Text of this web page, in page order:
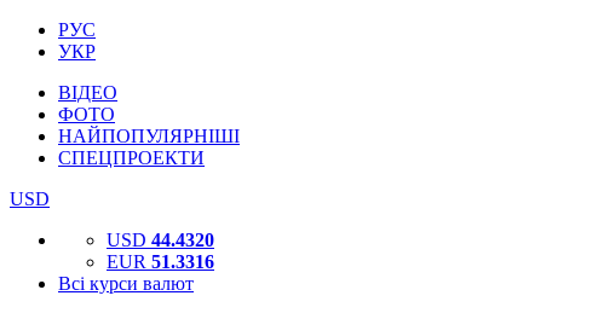
РУС
УКР
ВІДЕО
ФОТО
НАЙПОПУЛЯРНІШІ
СПЕЦПРОЕКТИ
USD
USD 44.4320
EUR 51.3316
Всі курси валют